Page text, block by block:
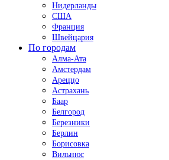
Нидерланды
США
Франция
Швейцария
По городам
Алма-Ата
Амстердам
Ареццо
Астрахань
Баар
Белгород
Березники
Берлин
Борисовка
Вильнюс